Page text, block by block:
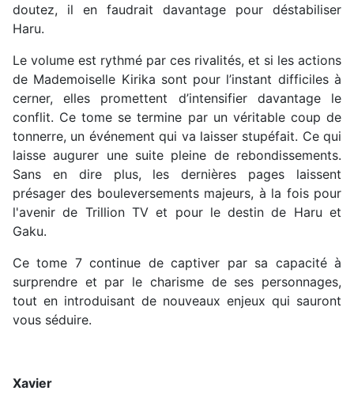
doutez, il en faudrait davantage pour déstabiliser
Haru.
Le volume est rythmé par ces rivalités, et si les actions
de Mademoiselle Kirika sont pour l’instant difficiles à
cerner, elles promettent d’intensifier davantage le
conflit. Ce tome se termine par un véritable coup de
tonnerre, un événement qui va laisser stupéfait. Ce qui
laisse augurer une suite pleine de rebondissements.
Sans en dire plus, les dernières pages laissent
présager des bouleversements majeurs, à la fois pour
l'avenir de Trillion TV et pour le destin de Haru et
Gaku.
Ce tome 7 continue de captiver par sa capacité à
surprendre et par le charisme de ses personnages,
tout en introduisant de nouveaux enjeux qui sauront
vous séduire.
Xavier